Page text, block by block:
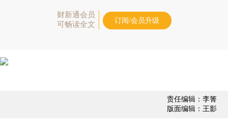
财新通会员
可畅读全文
订阅/会员升级
责任编辑：李箐
版面编辑：王影